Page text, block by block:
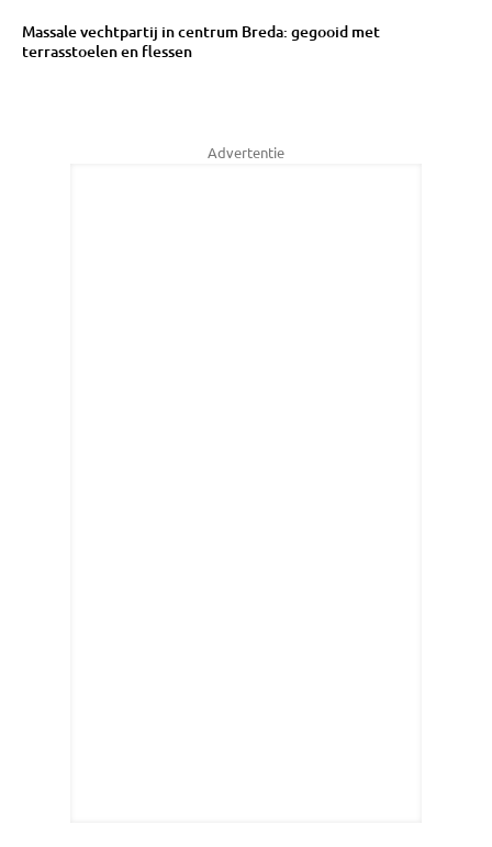
Massale vechtpartij in centrum Breda: gegooid met
terrasstoelen en flessen
Advertentie